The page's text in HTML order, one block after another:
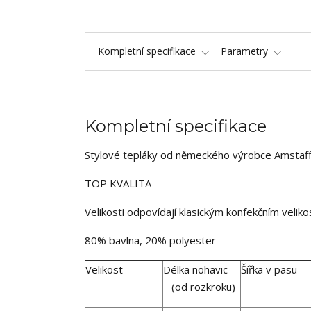
Kompletní specifikace Parametry
Kompletní specifikace
Stylové tepláky od německého výrobce Amstaff
TOP KVALITA
Velikosti odpovídají klasickým konfekčním
80% bavlna, 20% polyester
Velikost
Délka nohavic
(od rozkroku)
Šířka v pasu